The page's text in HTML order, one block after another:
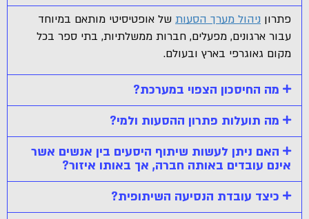
פתרון ניהול מערך הסעות של אופטיסיטי מותאם במיוחד
עבור ארגונים, מפעלים, חברות ממשלתיות, בתי ספר בכל
מקום גאוגרפי בארץ ובעולם.
מה החיסכון הצפוי במערכת?
מה תועלות פתרון ההסעות ולמי?
האם ניתן לעשות שיתוף היסעים בין אנשים אשר
אינם עובדים באותה חברה, אך באותו איזור?
כיצד עובדת הנסיעה השיתופית?